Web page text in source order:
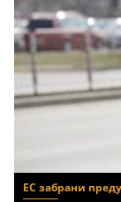
ЕС забрани